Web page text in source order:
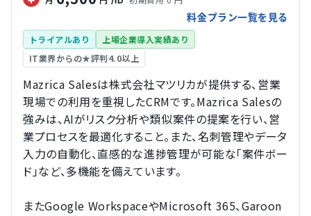
料金プラン一覧を見る
トライアルあり
上場企業導入実績あり
IT業界からの★評判4.0以上
Mazrica Salesは株式会社マツリカが提供する、営業
現場での利用を重視したCRMです。Mazrica Salesの
強みは、AIがリスク分析や類似案件の提案を行い、営
業プロセスを最適化すること。また、名刺管理やデータ
入力の自動化、直感的な進捗管理が可能な「案件ボー
ド」など、多機能を備えています。
またGoogle WorkspaceやMicrosoft 365、Garoon